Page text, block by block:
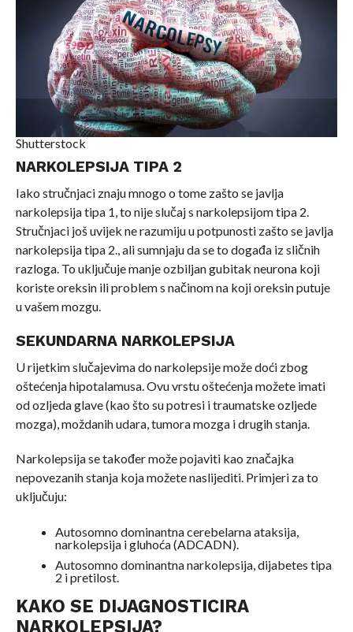
Shutterstock
NARKOLEPSIJA TIPA 2
Iako stručnjaci znaju mnogo o tome zašto se javlja
narkolepsija tipa 1, to nije slučaj s narkolepsijom tipa 2.
Stručnjaci još uvijek ne razumiju u potpunosti zašto se javlja
narkolepsija tipa 2., ali sumnjaju da se to događa iz sličnih
razloga. To uključuje manje ozbiljan gubitak neurona koji
koriste oreksin ili problem s načinom na koji oreksin putuje
u vašem mozgu.
SEKUNDARNA NARKOLEPSIJA
U rijetkim slučajevima do narkolepsije može doći zbog
oštećenja hipotalamusa. Ovu vrstu oštećenja možete imati
od ozljeda glave (kao što su potresi i traumatske ozljede
mozga), moždanih udara, tumora mozga i drugih stanja.
Narkolepsija se također može pojaviti kao značajka
nepovezanih stanja koja možete naslijediti. Primjeri za to
uključuju:
Autosomno dominantna cerebelarna ataksija,
narkolepsija i gluhoća (ADCADN).
Autosomno dominantna narkolepsija, dijabetes tipa
2 i pretilost.
KAKO SE DIJAGNOSTICIRA
NARKOLEPSIJA?